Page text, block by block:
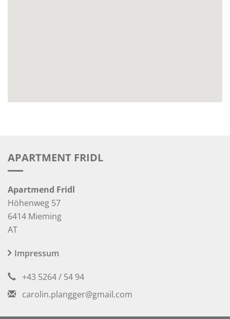
APARTMENT FRIDL
Apartmend Fridl
Höhenweg 57
6414 Mieming
AT
Impressum
+43 5264 / 54 94
carolin.plangger@gmail.com